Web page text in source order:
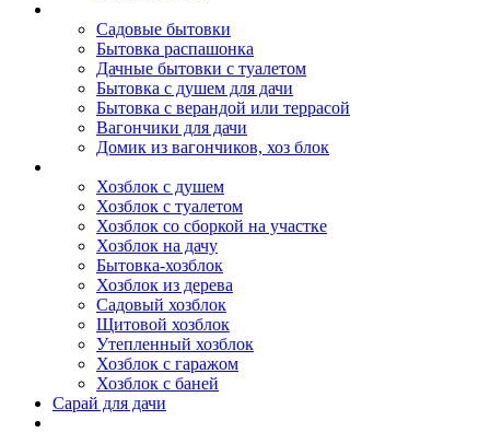
Садовые бытовки
Бытовка распашонка
Дачные бытовки с туалетом
Бытовка с душем для дачи
Бытовка с верандой или террасой
Вагончики для дачи
Домик из вагончиков, хоз блок
Хозблок с душем
Хозблок с туалетом
Хозблок со сборкой на участке
Хозблок на дачу
Бытовка-хозблок
Хозблок из дерева
Садовый хозблок
Щитовой хозблок
Утепленный хозблок
Хозблок с гаражом
Хозблок с баней
Сарай для дачи